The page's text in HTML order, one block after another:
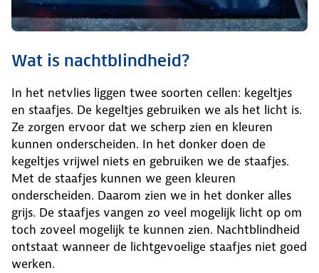
Wat is nachtblindheid?
In het netvlies liggen twee soorten cellen: kegeltjes
en staafjes. De kegeltjes gebruiken we als het licht is.
Ze zorgen ervoor dat we scherp zien en kleuren
kunnen onderscheiden. In het donker doen de
kegeltjes vrijwel niets en gebruiken we de staafjes.
Met de staafjes kunnen we geen kleuren
onderscheiden. Daarom zien we in het donker alles
grijs. De staafjes vangen zo veel mogelijk licht op om
toch zoveel mogelijk te kunnen zien. Nachtblindheid
ontstaat wanneer de lichtgevoelige staafjes niet goed
werken.